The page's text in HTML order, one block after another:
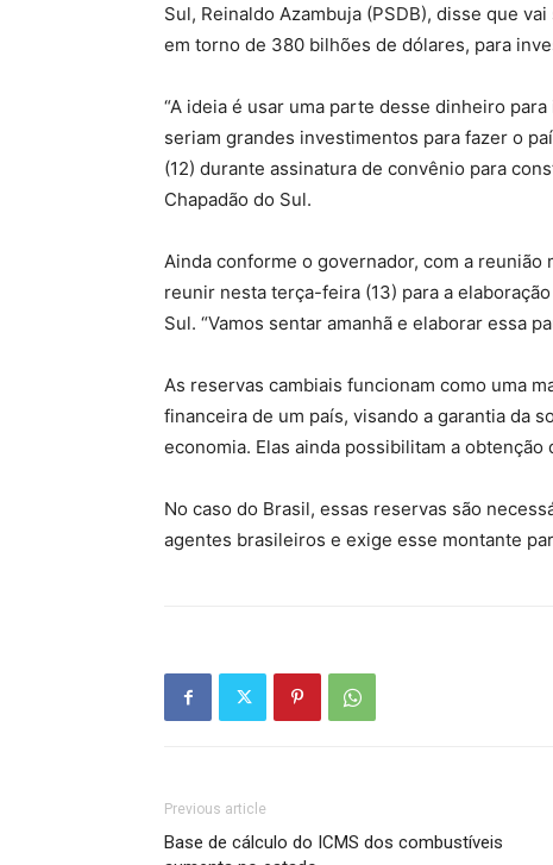
Sul, Reinaldo Azambuja (PSDB), disse que
em torno de 380 bilhões de dólares, para
“A ideia é usar uma parte desse dinheiro
seriam grandes investimentos para fazer o
(12) durante assinatura de convênio para
Chapadão do Sul.
Ainda conforme o governador, com a reunião
reunir nesta terça-feira (13) para a
Sul. “Vamos sentar amanhã e elaborar essa
As reservas cambiais funcionam como uma
financeira de um país, visando a garantia da
economia. Elas ainda possibilitam a
No caso do Brasil, essas reservas são
agentes brasileiros e exige esse montante
Previous article
Base de cálculo do ICMS dos combustíveis